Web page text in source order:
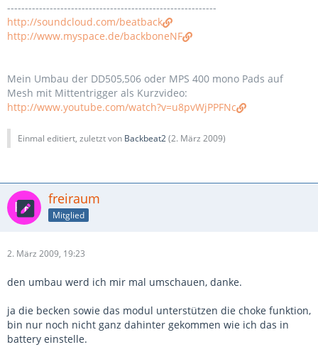
-----------------------------------------------------------
http://soundcloud.com/beatback
http://www.myspace.de/backboneNF
Mein Umbau der DD505,506 oder MPS 400 mono Pads auf
Mesh mit Mittentrigger als Kurzvideo:
http://www.youtube.com/watch?v=u8pvWjPPFNc
Einmal editiert, zuletzt von Backbeat2(2. März 2009)
freiraum
Mitglied
2. März 2009, 19:23
den umbau werd ich mir mal umschauen, danke.
ja die becken sowie das modul unterstützen die choke funktion,
bin nur noch nicht ganz dahinter gekommen wie ich das in
battery einstelle.